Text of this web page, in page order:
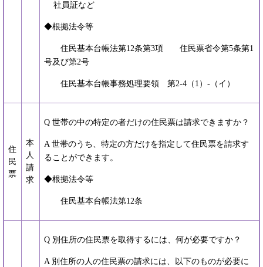
社員証など
◆根拠法令等
住民基本台帳法第12条第3項 住民票省令第5条第1
号及び第2号
住民基本台帳事務処理要領 第2-4（1）-（イ）
住
民
票
本
人
請
求
Q 世帯の中の特定の者だけの住民票は請求できますか？
A 世帯のうち、特定の方だけを指定して住民票を請求す
ることができます。
◆根拠法令等
住民基本台帳法第12条
Q 別住所の住民票を取得するには、何が必要ですか？
A 別住所の人の住民票の請求には、以下のものが必要に